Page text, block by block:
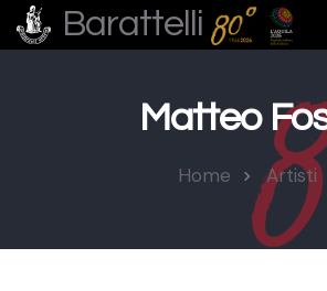
Barattelli
Matteo
Home Artisti